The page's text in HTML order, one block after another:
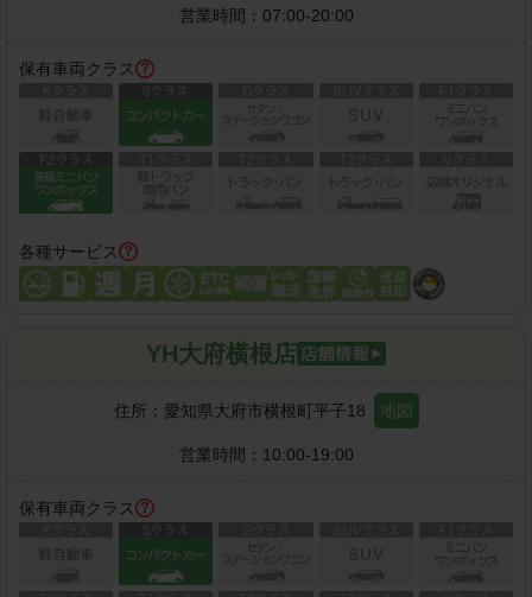
営業時間： 07:00-20:00
保有車両クラス
各種サービス
YH大府横根店
住所： 愛知県大府市横根町平子18 地図
営業時間： 10:00-19:00
保有車両クラス